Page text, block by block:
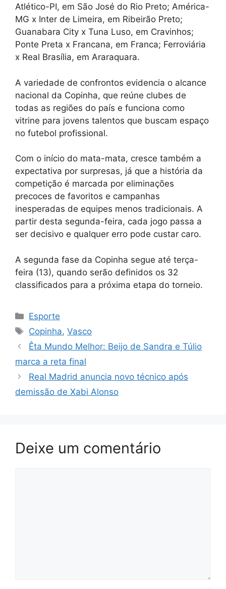
Atlético-PI, em São José do Rio Preto; América-
MG x Inter de Limeira, em Ribeirão Preto;
Guanabara City x Tuna Luso, em Cravinhos;
Ponte Preta x Francana, em Franca; Ferroviária
x Real Brasília, em Araraquara.
A variedade de confrontos evidencia o alcance
nacional da Copinha, que reúne clubes de
todas as regiões do país e funciona como
vitrine para jovens talentos que buscam espaço
no futebol profissional.
Com o início do mata-mata, cresce também a
expectativa por surpresas, já que a história da
competição é marcada por eliminações
precoces de favoritos e campanhas
inesperadas de equipes menos tradicionais. A
partir desta segunda-feira, cada jogo passa a
ser decisivo e qualquer erro pode custar caro.
A segunda fase da Copinha segue até terça-
feira (13), quando serão definidos os 32
classificados para a próxima etapa do torneio.
Categorias
Esporte
Tags
Copinha,Vasco
Êta Mundo Melhor: Beijo de Sandra e Túlio
marca a reta final
Real Madrid anuncia novo técnico após
demissão de Xabi Alonso
Deixe um comentário